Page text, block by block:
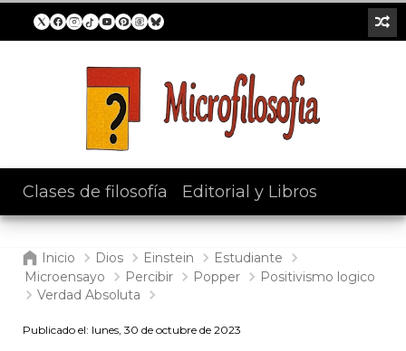
Clases de filosofía Editorial y Libros
Inicio Dios Einstein
Estudiante
Microensayo
Percibir Popper
Positivismo logico
Verdad Absoluta
Publicado el: lunes, 30 de octubre de 2023